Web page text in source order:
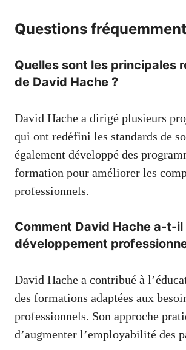
Questions
Quelles sont les principales
de David Hache ?
David Hache a dirigé plusieurs
qui ont redéfini les standards de
également développé des
formation pour améliorer les
professionnels.
Comment David Hache a-t-
développement
David Hache a contribué à
des formations adaptées aux
professionnels. Son approche
d’augmenter l’employabilité des